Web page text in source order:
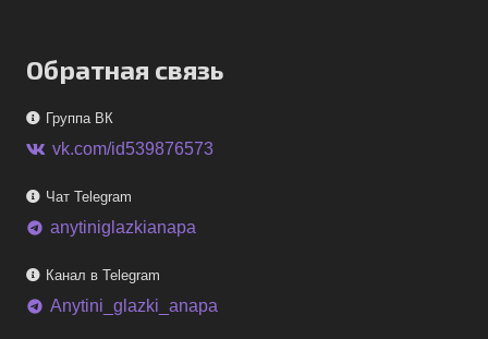
Обратная связь
Группа ВК
vk.com/id539876573
Чат Telegram
telegram anytiniglazkianapa
Канал в Telegram
telegram Anytini_glazki_anapa